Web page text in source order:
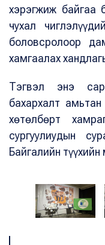
хэрэгжиж байгаа
чухал
боловсролоор
хамгаалах
Тэгвэл энэ
бахархалт
хөтөлбөрт
сургуулиудын
Байгалийн